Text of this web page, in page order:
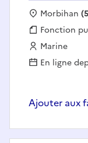
Morbihan
Fonction
Fonction
Employeur :
Marine
En ligne
Ajouter aux